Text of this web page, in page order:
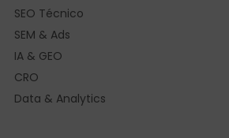
SEO Técnico
SEM & Ads
IA & GEO
CRO
Data & Analytics